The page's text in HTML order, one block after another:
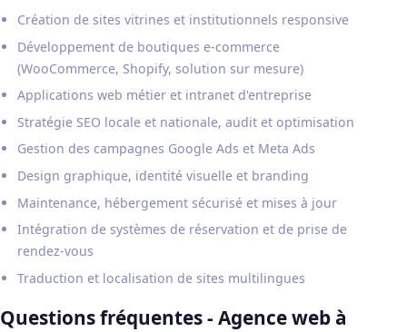
Création de sites vitrines et institutionnels responsive
Développement de boutiques e-commerce
(WooCommerce, Shopify, solution sur mesure)
Applications web métier et intranet d'entreprise
Stratégie SEO locale et nationale, audit et optimisation
Gestion des campagnes Google Ads et Meta Ads
Design graphique, identité visuelle et branding
Maintenance, hébergement sécurisé et mises à jour
Intégration de systèmes de réservation et de prise de
rendez-vous
Traduction et localisation de sites multilingues
Questions fréquentes - Agence web à